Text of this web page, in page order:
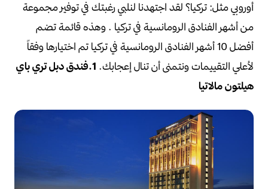
أوروبي مثل: تركيا؟ لقد اجتهدنا لنلبي رغبتك في توفير مجموعة
من أشهر الفنادق الرومانسية في تركيا . وهذه قائمة تضم
أفضل 10 أشهر الفنادق الرومانسية في تركيا تم اختيارها وفقاً
لأعلي التقييمات ونتمنى أن تنال إعجابك.
1.فندق دبل تري باي
هيلتون مالاتيا